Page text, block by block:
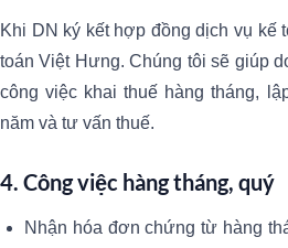
Khi DN ký kết hợp đồng dịch vụ kế
toán Việt Hưng. Chúng tôi sẽ giúp
công việc khai thuế hàng tháng,
năm và tư vấn thuế.
4. Công việc hàng tháng, quý
Nhận hóa đơn chứng từ hàng